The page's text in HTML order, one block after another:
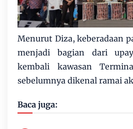
Menurut Diza, keberadaan
menjadi bagian dari
kembali kawasan
sebelumnya dikenal ramai
Baca juga: